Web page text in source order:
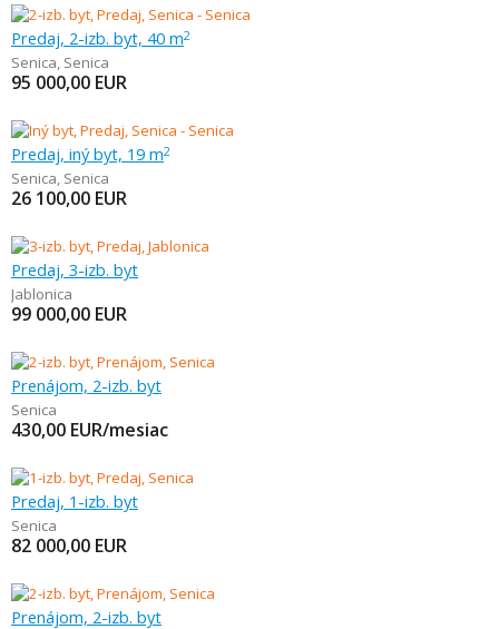
Predaj, 2-izb. byt, 40 m2
Senica, Senica
95 000,00 EUR
Predaj, iný byt, 19 m2
Senica, Senica
26 100,00 EUR
Predaj, 3-izb. byt
Jablonica
99 000,00 EUR
Prenájom, 2-izb. byt
Senica
430,00 EUR/mesiac
Predaj, 1-izb. byt
Senica
82 000,00 EUR
Prenájom, 2-izb. byt